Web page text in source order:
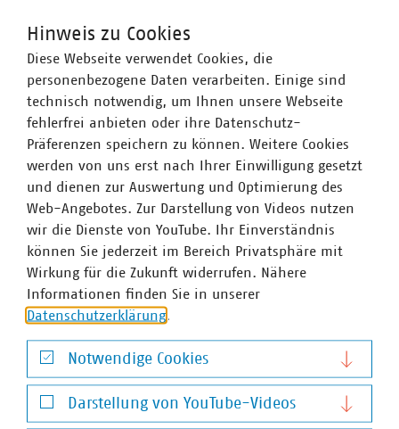
Abfallvermeidung und Anti-Littering eingesammelt. Vor
allem werden die Aktionen der Akteur*innen der EWAV
und von LCUE vorgestellt. Hinter diesen…
©Siarhei/Stock.Adobe.com
Digitaler Infotag
ChatGPT und KI für die Abfallwirtschaft
05.04.2023
Der Hype um Künstliche Intelligenz (KI) ist ungebrochen
Hinweis zu Cookies
Diese Webseite verwendet Cookies, die
personenbezogene Daten verarbeiten. Einige sind
technisch notwendig, um Ihnen unsere Webseite
fehlerfrei anbieten oder ihre Datenschutz-
Präferenzen speichern zu können. Weitere Cookies
werden von uns erst nach Ihrer Einwilligung gesetzt
und dienen zur Auswertung und Optimierung des
Web-Angebotes. Zur Darstellung von Videos nutzen
wir die Dienste von YouTube. Ihr Einverständnis
können Sie jederzeit im Bereich Privatsphäre mit
Wirkung für die Zukunft widerrufen. Nähere
Informationen finden Sie in unserer
Datenschutzerklärung.
Notwendige Cookies
Notwendige Cookies
Darstellung von YouTube-Videos